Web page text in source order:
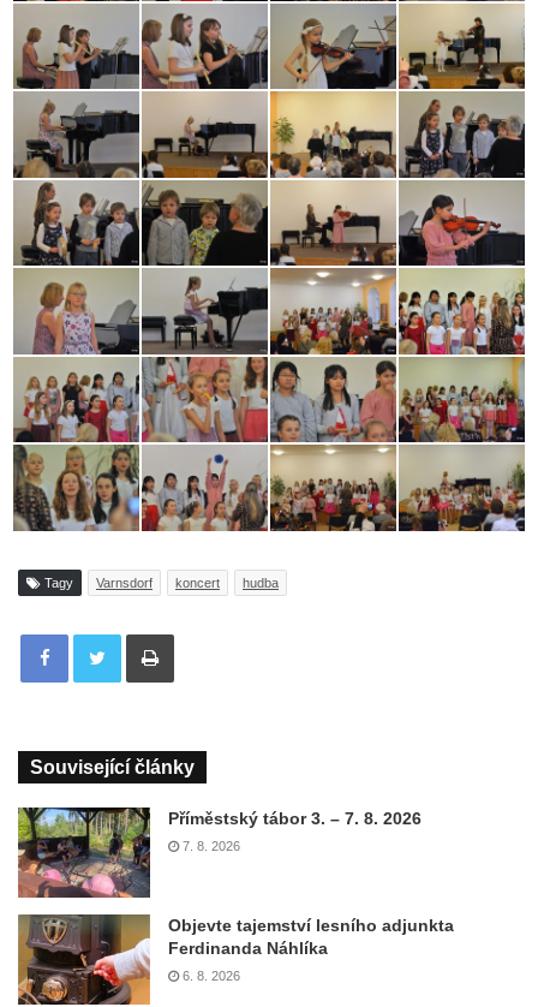
Tagy Varnsdorf koncert hudba
Tisknout
Související články
Příměstský tábor 3. – 7. 8. 2026
7. 8. 2026
Objevte tajemství lesního adjunkta
Ferdinanda Náhlíka
6. 8. 2026